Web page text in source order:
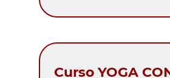
Curso YOGA